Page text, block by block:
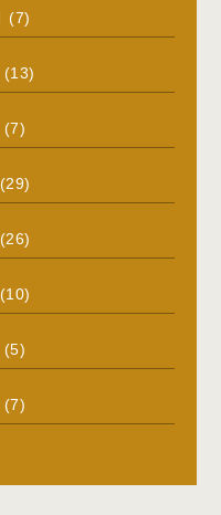
(7)
(13)
(7)
(29)
(26)
(10)
(5)
(7)